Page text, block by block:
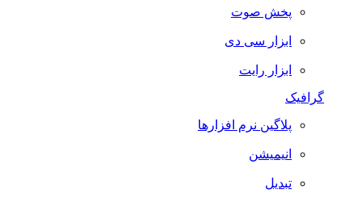
پخش صوت
ابزار سی دی
ابزار رایت
گرافیک
پلاگین نرم افزارها
انیمیشن
تبدیل